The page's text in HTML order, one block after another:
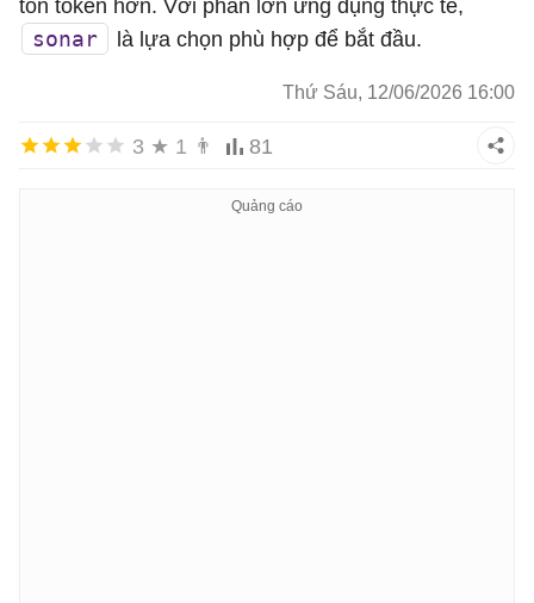
tốn token hơn. Với phần lớn ứng dụng thực tế,
sonar là lựa chọn phù hợp để bắt đầu.
Thứ Sáu, 12/06/2026 16:00
3 ★ 1 👨 81